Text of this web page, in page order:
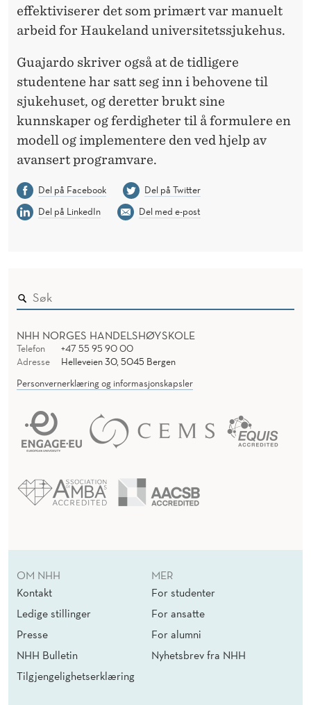
effektiviserer det som primært var manuelt
arbeid for Haukeland universitetssjukehus.
Guajardo skriver også at de tidligere
studentene har satt seg inn i behovene til
sjukehuset, og deretter brukt sine
kunnskaper og ferdigheter til å formulere en
modell og implementere den ved hjelp av
avansert programvare.
Del på Facebook
Del på Twitter
Del på LinkedIn
Del med e-post
NHH NORGES HANDELSHØYSKOLE
Telefon
+47 55 95 90 00
Adresse
Helleveien 30, 5045 Bergen
Personvernerklæring og informasjonskapsler
OM NHH
Kontakt
Ledige stillinger
Presse
NHH Bulletin
Tilgjengelighetserklæring
MER
For studenter
For ansatte
For alumni
Nyhetsbrev fra NHH